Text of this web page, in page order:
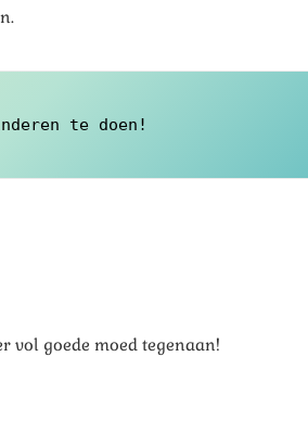
te doen!
vol goede moed tegenaan!